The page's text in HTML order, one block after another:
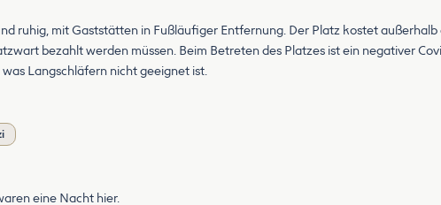
ruhig, mit Gaststätten in Fußläufiger Entfernung. Der Platz kostet außerhalb
bezahlt werden müssen. Beim Betreten des Platzes ist ein negativer
Langschläfern nicht geeignet ist.
eine Nacht hier.